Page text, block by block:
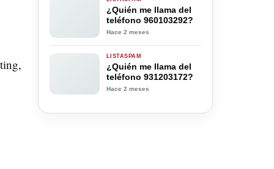
¿Quién me llama del
teléfono 960103292?
Hace 2 meses
LISTASPAM
¿Quién me llama del
teléfono 931203172?
Hace 2 meses